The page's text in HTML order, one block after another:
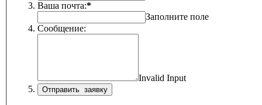
Ваша почта:*
Заполните поле
Сообщение:
Invalid Input